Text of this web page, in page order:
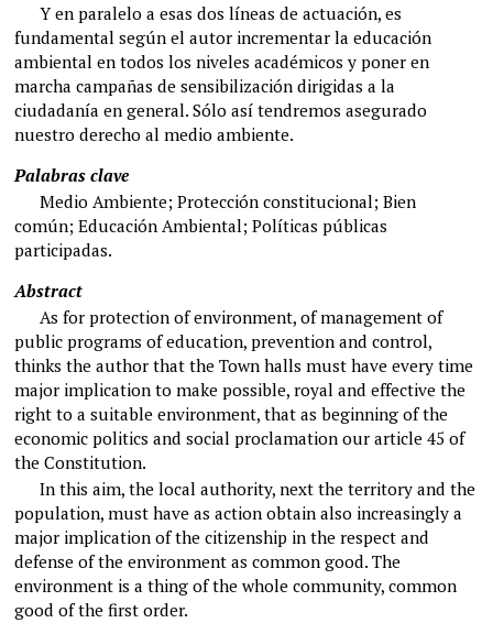
Y en paralelo a esas dos líneas de actuación, es
fundamental según el autor incrementar la educación
ambiental en todos los niveles académicos y poner en
marcha campañas de sensibilización dirigidas a la
ciudadanía en general. Sólo así tendremos asegurado
nuestro derecho al medio ambiente.
Palabras clave
Medio Ambiente; Protección constitucional; Bien
común; Educación Ambiental; Políticas públicas
participadas.
Abstract
As for protection of environment, of management of
public programs of education, prevention and control,
thinks the author that the Town halls must have every time
major implication to make possible, royal and effective the
right to a suitable environment, that as beginning of the
economic politics and social proclamation our article 45 of
the Constitution.
In this aim, the local authority, next the territory and the
population, must have as action obtain also increasingly a
major implication of the citizenship in the respect and
defense of the environment as common good. The
environment is a thing of the whole community, common
good of the first order.